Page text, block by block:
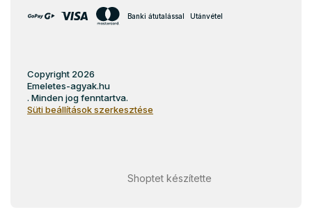
Banki átutalással Utánvétel
Shoptet készítette
Copyright 2026
Emeletes-agyak.hu
. Minden jog fenntartva.
Süti beállítások szerkesztése